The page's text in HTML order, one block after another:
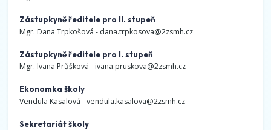
Zástupkyně ředitele pro II. stupeň
Mgr. Dana Trpkošová - dana.trpkosova@2zsmh.cz
Zástupkyně ředitele pro I. stupeň
Mgr. Ivana Průšková -ivana.pruskova@2zsmh.cz
Ekonomka školy
Vendula Kasalová -vendula.kasalova@2zsmh.cz
Sekretariát školy